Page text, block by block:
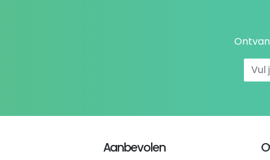
Aanbevolen